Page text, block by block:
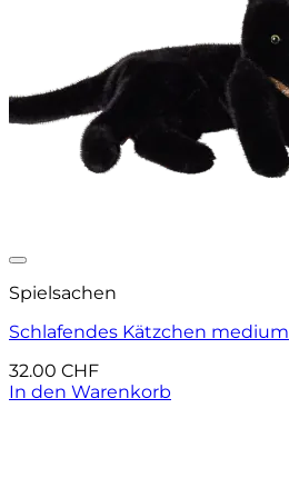
Spielsachen
Schlafendes Kätzchen medium
32.00 CHF
In den Warenkorb